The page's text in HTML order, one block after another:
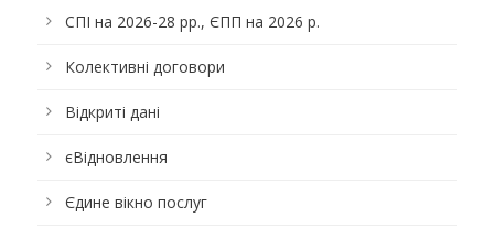
СПІ на 2026-28 рр., ЄПП на 2026 р.
Колективні договори
Відкриті дані
єВідновлення
Єдине вікно послуг